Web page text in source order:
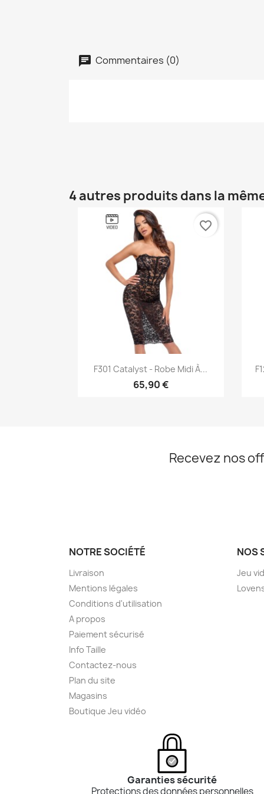
Commentaires (0)
4 autres produits dans la
Aperçu rapide
F301 Catalyst - Robe Midi À...
65,90 €
favorite_border
Recevez nos
NOTRE SOCIÉTÉ
Livraison
Mentions légales
Conditions d'utilisation
A propos
Paiement sécurisé
Info Taille
Contactez-nous
Plan du site
Magasins
Boutique Jeu vidéo
NOS
Jeu
Garanties sécurité
Protections des données personnelles